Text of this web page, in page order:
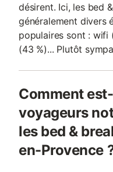
désirent. Ici, les bed
généralement divers
populaires sont : wifi
(43 %)... Plutôt
Comment
voyageurs
les bed &
en-Provence